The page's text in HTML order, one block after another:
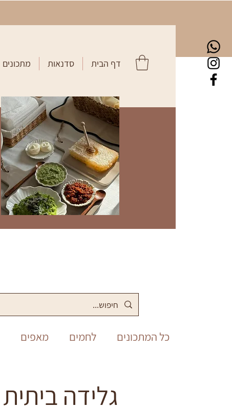
דף הבית סדנאות מתכונים
כל המתכונים לחמים מאפים
גלידה ביתית